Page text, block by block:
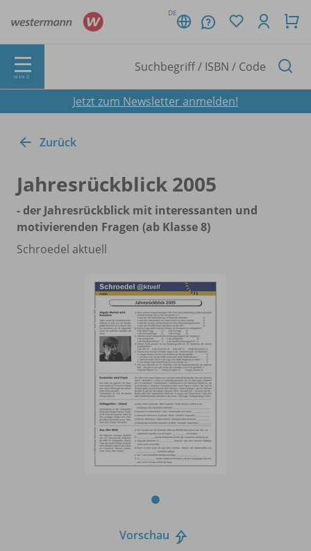
DE
MENÜ
Jetzt zum Newsletter anmelden!
Zurück
Jahresrückblick 2005
- der Jahresrückblick mit interessanten und
motivierenden Fragen (ab Klasse 8)
Schroedel aktuell
Vorschau